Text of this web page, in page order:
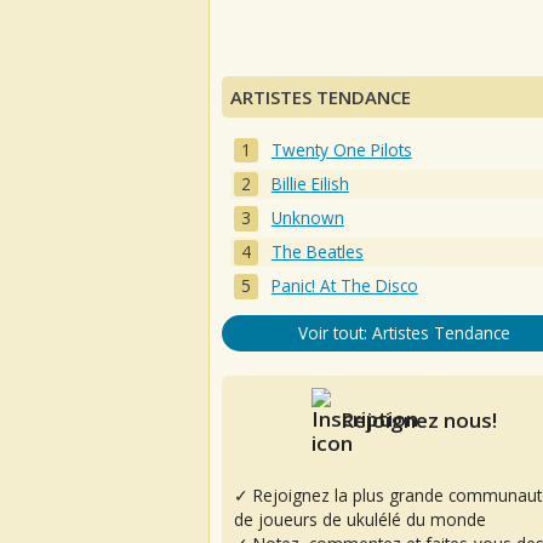
ARTISTES TENDANCE
Twenty One Pilots
Billie Eilish
Unknown
The Beatles
Panic! At The Disco
Voir tout: Artistes Tendance
Rejoignez nous!
✓ Rejoignez la plus grande
de joueurs de ukulélé du monde